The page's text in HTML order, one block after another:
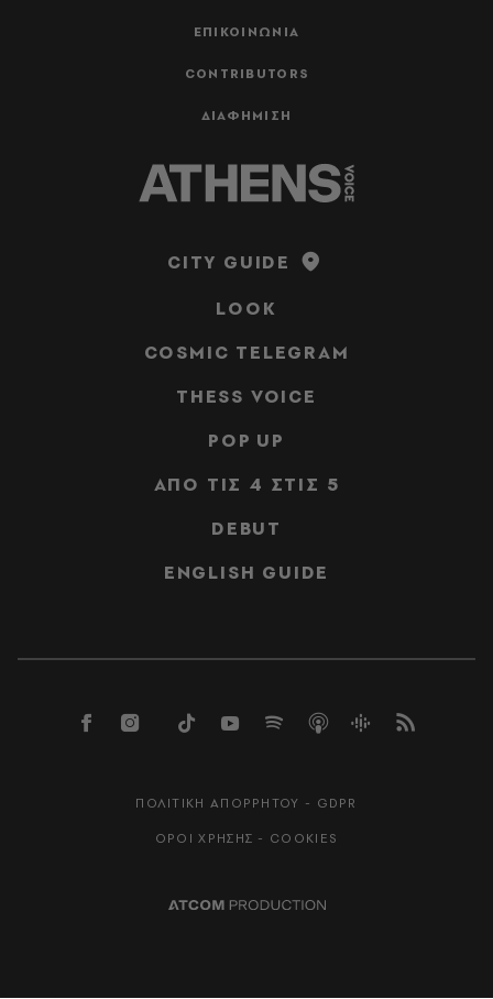
ΕΠΙΚΟΙΝΩΝΙΑ
CONTRIBUTORS
ΔΙΑΦΗΜΙΣΗ
CITY GUIDE
LOOK
COSMIC TELEGRAM
THESS VOICE
POP UP
ΑΠΟ ΤΙΣ 4 ΣΤΙΣ 5
DEBUT
ENGLISH GUIDE
ΠΟΛΙΤΙΚΗ ΑΠΟΡΡΗΤΟΥ - GDPR
ΟΡΟΙ ΧΡΗΣΗΣ - COOKIES